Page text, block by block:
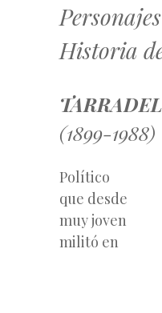
Historia
(1899-1988)
Político
que desde
muy joven
militó en